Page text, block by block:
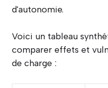
d'autonomie.
Voici un tableau
comparer effets et
de charge :